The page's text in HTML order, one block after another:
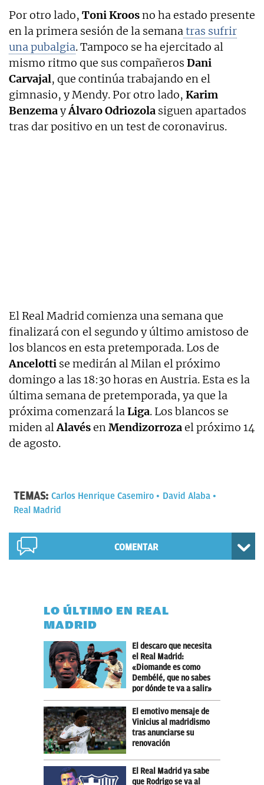
Por otro lado, Toni Kroosno ha estado presente
en la primera sesión de la semanatras sufrir
una pubalgia. Tampoco se ha ejercitado al
mismo ritmo que sus compañeros Dani
Carvajal, que continúa trabajando en el
gimnasio, y Mendy. Por otro lado, Karim
BenzemayÁlvaro Odriozola siguen apartados
tras dar positivo en un test de coronavirus.
El Real Madrid comienza una semana que
finalizará con el segundo y último amistoso de
los blancos en esta pretemporada. Los de
Ancelotti se medirán al Milan el próximo
domingo a las 18:30 horas en Austria. Esta es la
última semana de pretemporada, ya que la
próxima comenzará laLiga. Los blancos se
miden alAlavésenMendizorrozael próximo 14
de agosto.
TEMAS: Carlos Henrique Casemiro
David Alaba
Real Madrid
COMENTAR
LO ÚLTIMO EN REAL
MADRID
El descaro que necesita
el Real Madrid:
«Diomande es como
Dembélé, que no sabes
por dónde te va a salir»
El emotivo mensaje de
Vinicius al madridismo
tras anunciarse su
renovación
El Real Madrid ya sabe
que Rodrigo se va al